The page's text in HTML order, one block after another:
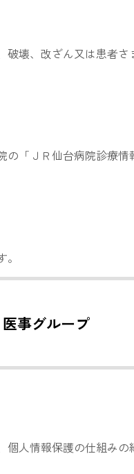
壊、改ざん又は患者
「ＪＲ仙台病院診療
事グループ
人情報保護の仕組みの